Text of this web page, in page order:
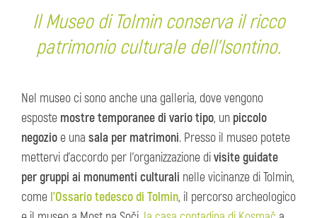
Il Museo di Tolmin conserva il ricco
patrimonio culturale dell'Isontino.
Nel museo ci sono anche una galleria, dove vengono
esposte mostre temporanee di vario tipo, un piccolo
negozio e una sala per matrimoni. Presso il museo potete
mettervi d'accordo per l'organizzazione divisite guidate
per gruppi ai monumenti culturali nelle vicinanze di Tolmin,
come l'Ossario tedesco di Tolmin, il percorso archeologico